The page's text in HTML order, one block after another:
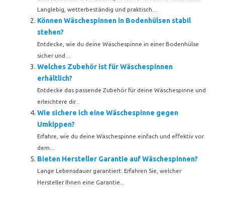
Langlebig, wetterbeständig und praktisch....
Können Wäschespinnen in Bodenhülsen stabil
stehen?
Entdecke, wie du deine Wäschespinne in einer Bodenhülse
sicher und...
Welches Zubehör ist für Wäschespinnen
erhältlich?
Entdecke das passende Zubehör für deine Wäschespinne und
erleichtere dir...
Wie sichere ich eine Wäschespinne gegen
Umkippen?
Erfahre, wie du deine Wäschespinne einfach und effektiv vor
dem...
Bieten Hersteller Garantie auf Wäschespinnen?
Lange Lebensdauer garantiert: Erfahren Sie, welcher
Hersteller Ihnen eine Garantie...